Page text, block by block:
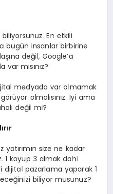
En etkili
bugün insanlar birbirine
değil, Google’a
var mısınız?
medyada var olmamak
olmalısınız. İyi ama
değil mi?
yatırımın size ne kadar
1 koyup 3 almak dahi
dijital pazarlama yaparak 1
biliyor musunuz?